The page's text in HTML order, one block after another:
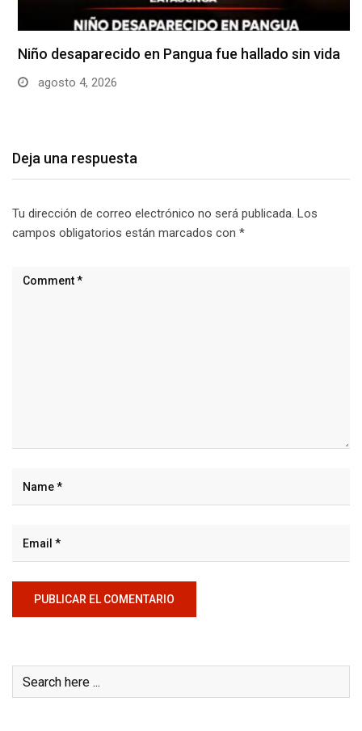
Niño desaparecido en Pangua fue hallado sin vida
agosto 4, 2026
Deja una respuesta
Tu dirección de correo electrónico no será publicada. Los
campos obligatorios están marcados con *